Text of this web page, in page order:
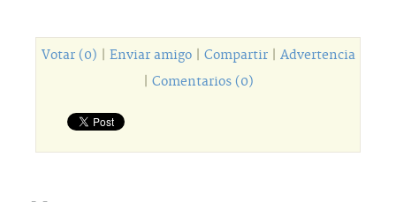
Votar (0) Enviar amigo| Compartir| Advertencia
Comentarios (0)